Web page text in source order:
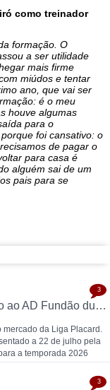
como treinador
formação. O
a ser utilidade
mais firme
miúdos e tentar
ano, que vai ser
é o meu
houve algumas
para o
foi cansativo: o
de pagar o
para casa é
alguém sai de um
pais para se
Sissi termina ligação ao AD Fundão duas semanas após apresentação e é reforço da UPVN para 2026/2027
da Liga Placard.
a 22 de julho pela
a temporada 2026
3
3